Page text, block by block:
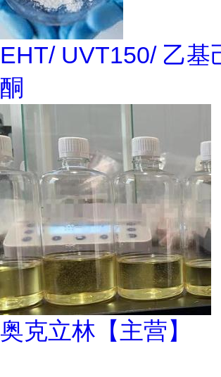
EHT/ UVT150/ 乙基
酮
奥克立林【主营】